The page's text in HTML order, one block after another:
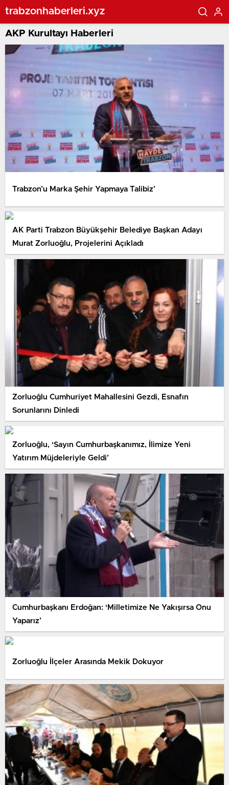
trabzonhaberleri.xyz
AKP Kurultayı Haberleri
Trabzon’u Marka Şehir Yapmaya Talibiz’
AK Parti Trabzon Büyükşehir Belediye Başkan Adayı
Murat Zorluoğlu, Projelerini Açıkladı
Zorluoğlu Cumhuriyet Mahallesini Gezdi, Esnafın
Sorunlarını Dinledi
Zorluoğlu, ‘Sayın Cumhurbaşkanımız, İlimize Yeni
Yatırım Müjdeleriyle Geldi’
Cumhurbaşkanı Erdoğan: ‘Milletimize Ne Yakışırsa Onu
Yaparız’
Zorluoğlu İlçeler Arasında Mekik Dokuyor